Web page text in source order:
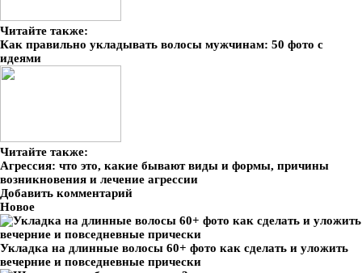
Читайте также:
Как правильно укладывать волосы мужчинам: 50 фото с
идеями
Читайте также:
Агрессия: что это, какие бывают виды и формы, причины
возникновения и лечение агрессии
Добавить комментарий
Новое
Укладка на длинные волосы 60+ фото как сделать и уложить
вечерние и повседневные прически